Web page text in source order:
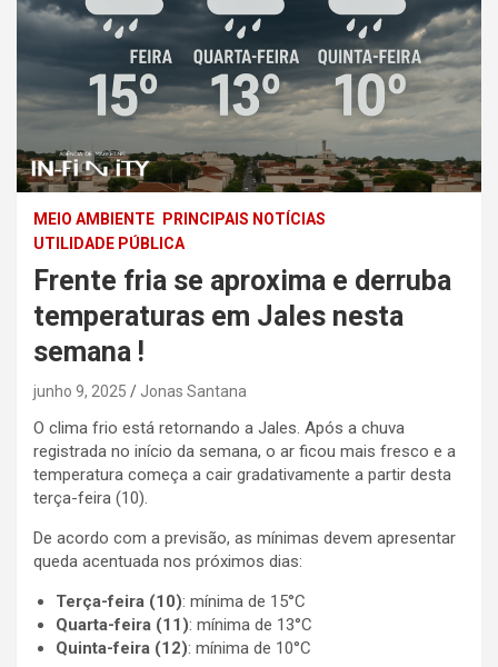
MEIO AMBIENTE
PRINCIPAIS NOTÍCIAS
UTILIDADE PÚBLICA
Frente fria se aproxima e derruba
temperaturas em Jales nesta
semana !
junho 9, 2025 Jonas Santana
O clima frio está retornando a Jales. Após a chuva
registrada no início da semana, o ar ficou mais fresco e a
temperatura começa a cair gradativamente a partir desta
terça-feira (10).
De acordo com a previsão, as mínimas devem apresentar
queda acentuada nos próximos dias:
Terça-feira (10): mínima de 15°C
Quarta-feira (11): mínima de 13°C
Quinta-feira (12): mínima de 10°C